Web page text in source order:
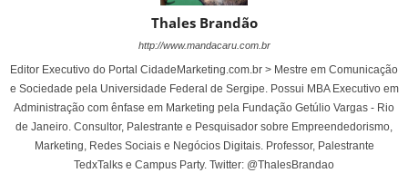
Thales Brandão
http://www.mandacaru.com.br
Editor Executivo do Portal CidadeMarketing.com.br > Mestre em Comunicação
e Sociedade pela Universidade Federal de Sergipe. Possui MBA Executivo em
Administração com ênfase em Marketing pela Fundação Getúlio Vargas - Rio
de Janeiro. Consultor, Palestrante e Pesquisador sobre Empreendedorismo,
Marketing, Redes Sociais e Negócios Digitais. Professor, Palestrante
TedxTalks e Campus Party. Twitter: @ThalesBrandao